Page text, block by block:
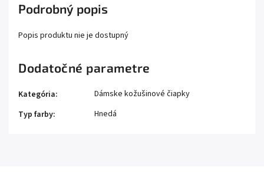
Podrobný popis
Popis produktu nie je dostupný
Dodatočné parametre
Kategória:
Dámske kožušinové čiapky
Typ farby: Hnedá